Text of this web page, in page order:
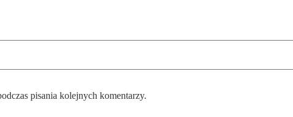
pisania kolejnych komentarzy.